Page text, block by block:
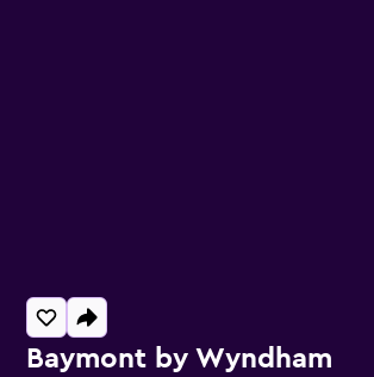
Baymont by Wyndham